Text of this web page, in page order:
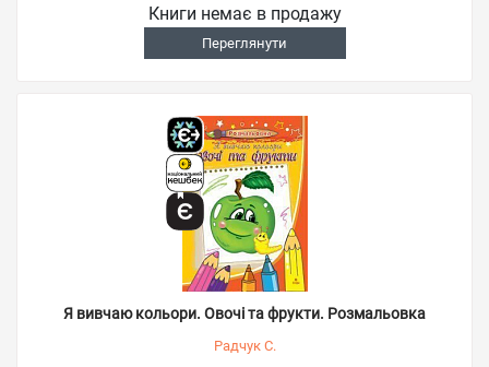
Книги немає в продажу
Переглянути
Я вивчаю кольори. Овочі та фрукти. Розмальовка
Радчук С.